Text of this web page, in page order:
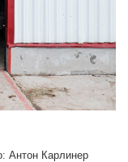
Антон Карлинер